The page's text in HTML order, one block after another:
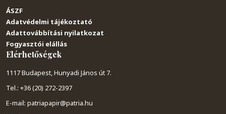
ÁSZF
Adatvédelmi tájékoztató
Adattovábbítási nyilatkozat
Fogyasztói elállás
Elérhetőségek
1117 Budapest, Hunyadi János út 7.
Tel.: +36 (20) 272-2397
E-mail: patriapapir@patria.hu